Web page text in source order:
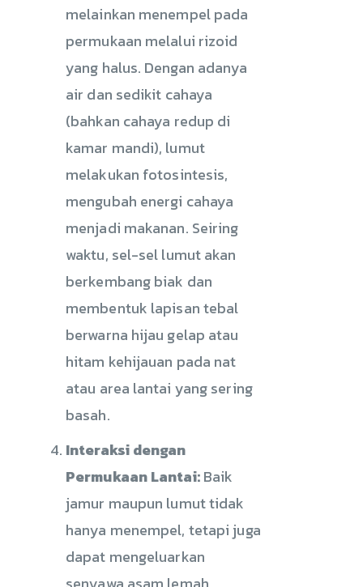
melainkan menempel pada
permukaan melalui rizoid
yang halus. Dengan adanya
air dan sedikit cahaya
(bahkan cahaya redup di
kamar mandi), lumut
melakukan fotosintesis,
mengubah energi cahaya
menjadi makanan. Seiring
waktu, sel-sel lumut akan
berkembang biak dan
membentuk lapisan tebal
berwarna hijau gelap atau
hitam kehijauan pada nat
atau area lantai yang sering
basah.
Interaksi dengan
Permukaan Lantai:Baik
jamur maupun lumut tidak
hanya menempel, tetapi juga
dapat mengeluarkan